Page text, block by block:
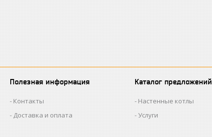
Полезная информация
Контакты
Доставка и оплата
Каталог предложений
Настенные котлы
Услуги